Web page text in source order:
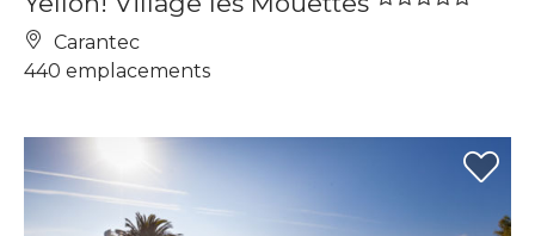
Carantec
440 emplacements